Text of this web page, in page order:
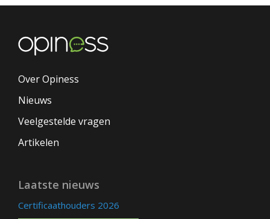
Over Opiness
Nieuws
Veelgestelde vragen
Artikelen
Laatste nieuws
Certificaathouders 2026